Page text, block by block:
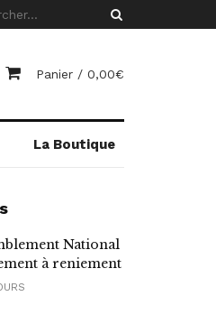
Panier / 0,00€
La Boutique
National
à reniement